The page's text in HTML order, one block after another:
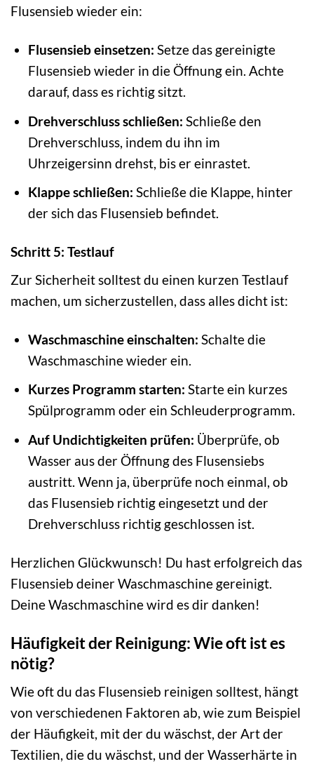
Flusensieb wieder ein:
Flusensieb einsetzen: Setze das gereinigte
Flusensieb wieder in die Öffnung ein. Achte
darauf, dass es richtig sitzt.
Drehverschluss schließen: Schließe den
Drehverschluss, indem du ihn im
Uhrzeigersinn drehst, bis er einrastet.
Klappe schließen: Schließe die Klappe, hinter
der sich das Flusensieb befindet.
Schritt 5: Testlauf
Zur Sicherheit solltest du einen kurzen Testlauf
machen, um sicherzustellen, dass alles dicht ist:
Waschmaschine einschalten: Schalte die
Waschmaschine wieder ein.
Kurzes Programm starten: Starte ein kurzes
Spülprogramm oder ein Schleuderprogramm.
Auf Undichtigkeiten prüfen: Überprüfe, ob
Wasser aus der Öffnung des Flusensiebs
austritt. Wenn ja, überprüfe noch einmal, ob
das Flusensieb richtig eingesetzt und der
Drehverschluss richtig geschlossen ist.
Herzlichen Glückwunsch! Du hast erfolgreich das
Flusensieb deiner Waschmaschine gereinigt.
Deine Waschmaschine wird es dir danken!
Häufigkeit der Reinigung: Wie oft ist es
nötig?
Wie oft du das Flusensieb reinigen solltest, hängt
von verschiedenen Faktoren ab, wie zum Beispiel
der Häufigkeit, mit der du wäschst, der Art der
Textilien, die du wäschst, und der Wasserhärte in